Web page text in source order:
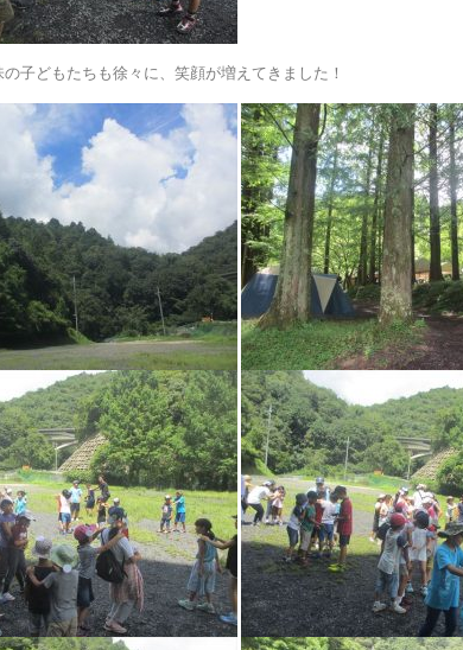
子どもたちも徐々に、笑顔が増えてきました！